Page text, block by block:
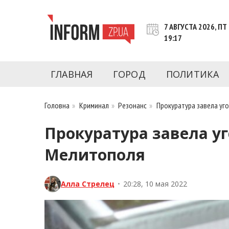
INFORM.ZP.UA – это информационный
последние новости Запорожья и
7 АВГУСТА 2026, ПТ
19:17
ГЛАВНАЯ ГОРОД ПОЛИТИКА
Головна » Криминал »Резонанс » Прокуратура завела
Прокуратура завела
Мелитополя
Алла Стрелец • 20:28, 10 мая 2022